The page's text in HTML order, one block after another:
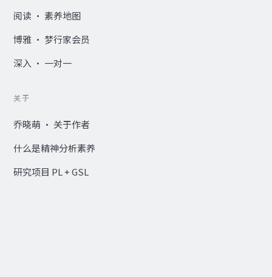
阅读 · 素养地图
博雅 · 梦行家会员
深入 · 一对一
关于
乔晓萌 · 关于作者
什么是精神分析素养
研究项目 PL + GSL